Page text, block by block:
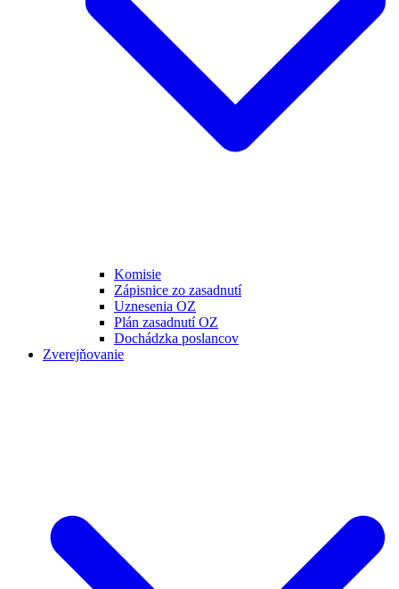
Komisie
Zápisnice zo zasadnutí
Uznesenia OZ
Plán zasadnutí OZ
Dochádzka poslancov
Zverejňovanie